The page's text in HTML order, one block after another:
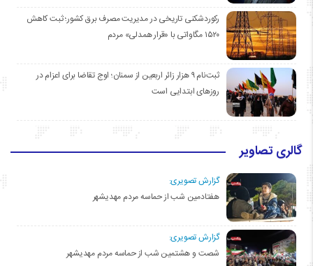
رکوردشکنی تاریخی در مدیریت مصرف برق کشور؛ ثبت کاهش
۱۵۲۰ مگاواتی با «قرار همدلی» مردم
ثبت‌نام ۹ هزار زائر اربعین از سمنان؛ اوج تقاضا برای اعزام در
روزهای ابتدایی است
گالری تصاویر
گزارش تصویری:
هفتادمین شب از حماسه مردم مهدیشهر
گزارش تصویری:
شصت و هشتمین شب از حماسه مردم مهدیشهر